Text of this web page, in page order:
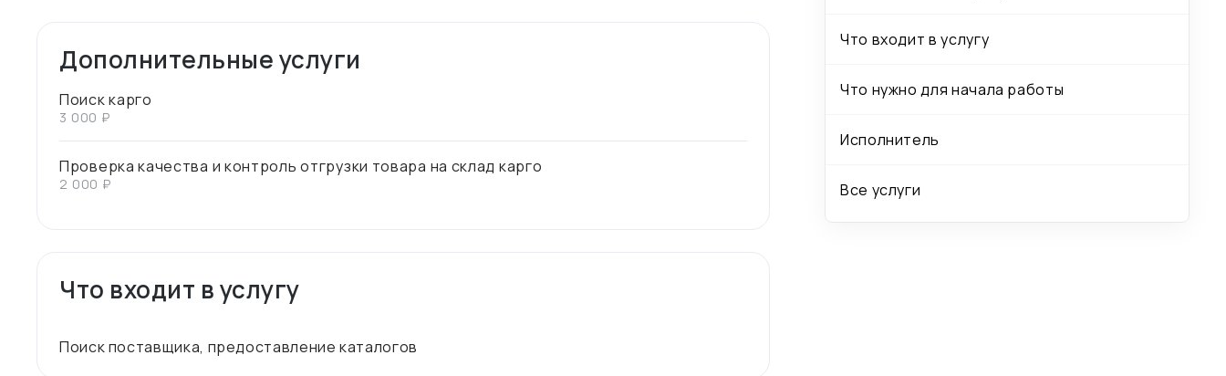
Дополнительные услуги
Поиск карго
3 000 ₽
Проверка качества и контроль отгрузки товара на склад карго
2 000 ₽
Что входит в услугу
Что входит в услугу
Что нужно для начала работы
Исполнитель
Все услуги